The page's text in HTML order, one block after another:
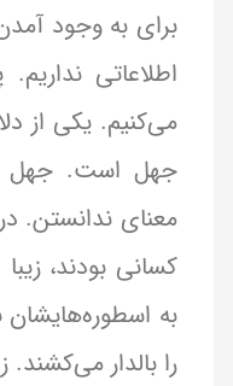
برای به وجود
اطلاعاتی
می‌کنیم. یکی از
جهل است. جهل
معنای ندانستن.
کسانی بودند،
به اسطوره‌هایشان
را بالدار می‌کشند.